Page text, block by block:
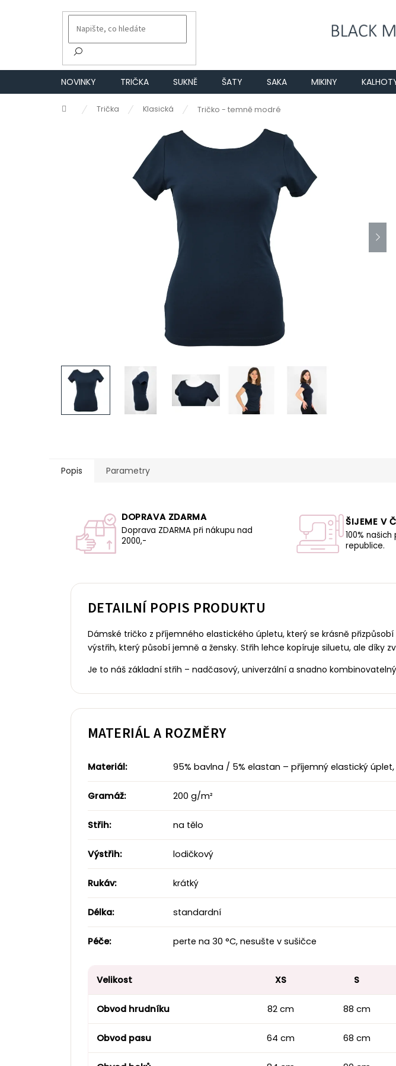
NOVINKY TRIČKA SUKNĚ ŠATY SAKA MIKINY
Domů Trička Klasická Tričko - temně modré
Popis Parametry
DOPRAVA ZDARMA
Doprava ZDARMA při nákupu nad
2000,-
ŠIJEME V
100%
republice.
DETAILNÍ POPIS PRODUKTU
Dámské tričko z příjemného elastického úpletu, který se krásně
výstřih, který působí jemně a žensky. Střih lehce kopíruje siluetu, ale díky
Je to náš základní střih – nadčasový, univerzální a snadno
MATERIÁL A ROZMĚRY
Materiál: 95% bavlna / 5% elastan – příjemný elastický
Gramáž: 200 g/m²
Střih: na tělo
Výstřih: lodičkový
Rukáv: krátký
Délka: standardní
Péče: perte na 30 °C, nesušte v sušičce
Velikost XS S
Obvod hrudníku 82 cm 88 cm
Obvod pasu 64 cm 68 cm